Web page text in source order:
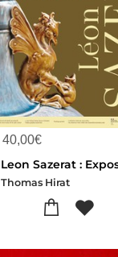
40,00€
Thomas Hirat